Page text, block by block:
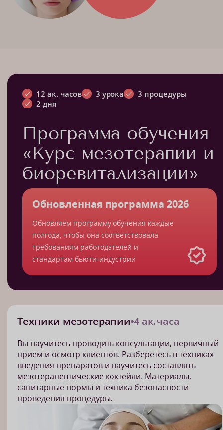
12 ак. часов 3 урока
3 процедуры
2 дня
Программа обучения
«Курс мезотерапии и
биоревитализации»
Обновленная программа 2026
Обновляем программу обучения каждые
полгода, чтобы она соответствовала
требованиям работодателей и
стандартам бьюти-индустрии
Техники мезотерапии 4 ак.часа
Вы научитесь проводить консультации, первичный
прием и осмотр клиентов. Разберетесь в техниках
введения препаратов и научитесь составлять
мезотерапевтические коктейли. Материалы,
санитарные нормы и техника безопасности
проведения процедуры.